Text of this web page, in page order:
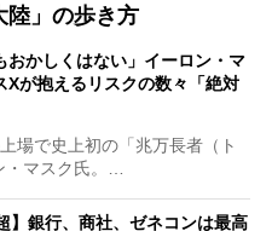
陸」の歩き方
おかしくはない」イーロン・マ
Xが抱えるリスクの数々「絶対
場で史上初の「兆万長者（ト
・マスク氏。…
】銀行、商社、ゼネコンは最高